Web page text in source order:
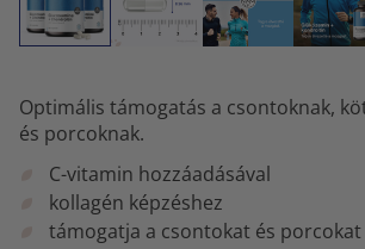
Optimális támogatás a csontoknak,
és porcoknak.
C-vitamin hozzáadásával
kollagén képzéshez
támogatja a csontokat és porcokat